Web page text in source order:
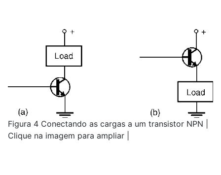
Figura 4 Conectando as cargas a um transistor NPN |
Clique na imagem para ampliar |